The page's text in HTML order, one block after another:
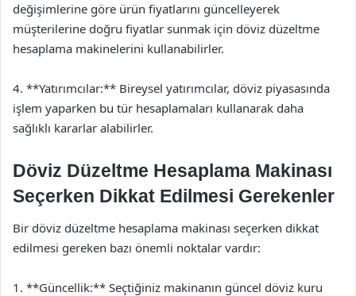
değişimlerine göre ürün fiyatlarını güncelleyerek
müşterilerine doğru fiyatlar sunmak için döviz düzeltme
hesaplama makinelerini kullanabilirler.
4. **Yatırımcılar:** Bireysel yatırımcılar, döviz piyasasında
işlem yaparken bu tür hesaplamaları kullanarak daha
sağlıklı kararlar alabilirler.
Döviz Düzeltme Hesaplama Makinası
Seçerken Dikkat Edilmesi Gerekenler
Bir döviz düzeltme hesaplama makinası seçerken dikkat
edilmesi gereken bazı önemli noktalar vardır:
1. **Güncellik:** Seçtiğiniz makinanın güncel döviz kuru